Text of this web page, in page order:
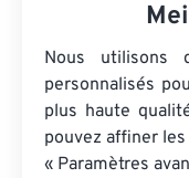
Nous utilisons
personnalisés
plus haute
pouvez affiner
« Paramètres